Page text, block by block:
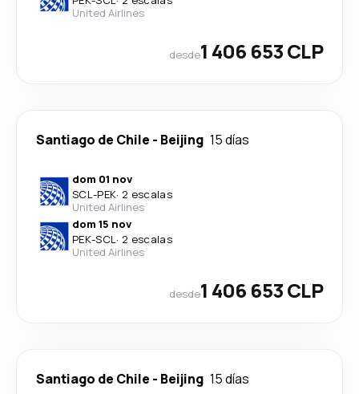
United Airlines
desde1 406 653 CLP
Santiago de Chile - Beijing 15 días
dom 01 nov
SCL-PEK· 2 escalas
United Airlines
dom 15 nov
PEK-SCL· 2 escalas
United Airlines
desde1 406 653 CLP
Santiago de Chile - Beijing 15 días